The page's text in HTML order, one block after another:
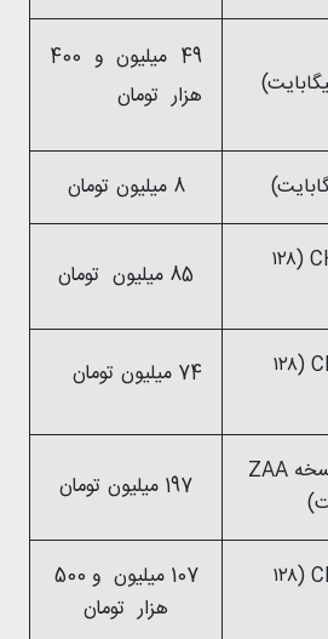
49 میلیون و 400
هزار تومان
8 میلیون تومان
آیفون ۱۳ نسخه CH (۱۲۸
85 میلیون تومان
آیفون ۱۴ نسخه CH (۱۲۸
74 میلیون تومان
آیفون ۱۵ پرومکس نسخه ZAA
197 میلیون تومان
آیفون ۱۶ نسخه CH (۱۲۸
107 میلیون و 500
هزار تومان